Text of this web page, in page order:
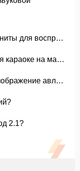
Как динамики используют магниты для воспроизведения звука?
Лучшие микрофоны для пения караоке на машины
Как разместить на YouTube изображение авлина и бурундуков, чтобы они звучали как звуковое пение?
2.1?